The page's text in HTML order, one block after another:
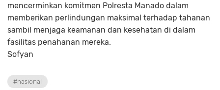
mencerminkan komitmen Polresta Manado dalam
memberikan perlindungan maksimal terhadap tahanan
sambil menjaga keamanan dan kesehatan di dalam
fasilitas penahanan mereka.
Sofyan
#nasional